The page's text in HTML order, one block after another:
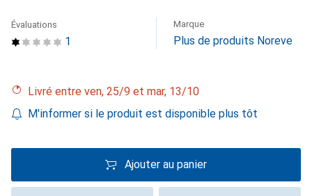
1
Évaluations Marque
Plus de produits Noreve
Livré entre ven, 25/9 et mar, 13/10
M'informer si le produit est disponible plus tôt
Ajouter au panier